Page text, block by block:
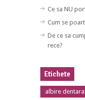
Ce sa NU
Cum se
De ce sa
rece?
Etichete
albire dentara